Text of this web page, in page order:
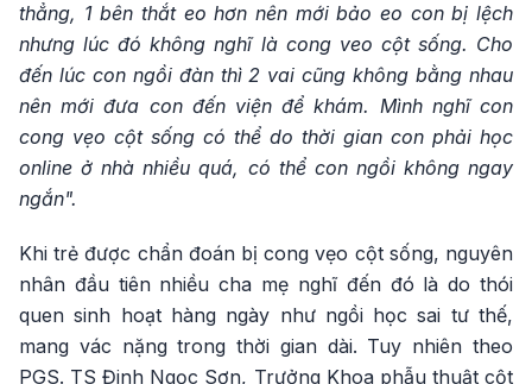
thẳng, 1 bên thắt eo hơn nên mới bảo eo con bị lệch
nhưng lúc đó không nghĩ là cong veo cột sống. Cho
đến lúc con ngồi đàn thì 2 vai cũng không bằng nhau
nên mới đưa con đến viện để khám. Mình nghĩ con
cong vẹo cột sống có thể do thời gian con phải học
online ở nhà nhiều quá, có thể con ngồi không ngay
ngắn".
Khi trẻ được chẩn đoán bị cong vẹo cột sống, nguyên
nhân đầu tiên nhiều cha mẹ nghĩ đến đó là do thói
quen sinh hoạt hàng ngày như ngồi học sai tư thế,
mang vác nặng trong thời gian dài. Tuy nhiên theo
PGS. TS Đinh Ngọc Sơn, Trưởng Khoa phẫu thuật cột